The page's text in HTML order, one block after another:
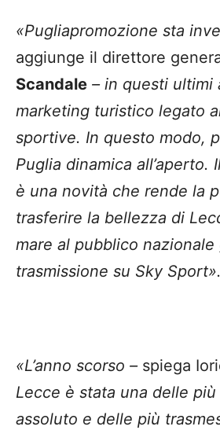
«Pugliapromozione sta
aggiunge il direttore
Scandale – in questi ultimi
marketing turistico legato
sportive. In questo modo,
Puglia dinamica all’aperto.
è una novità che rende la
trasferire la bellezza di
mare al pubblico nazionale
trasmissione su Sky Sport».
«L’anno scorso – spiega
Lecce è stata una delle
assoluto e delle più